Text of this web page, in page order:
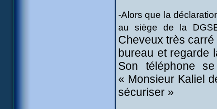
-Alors que la
au siège de la
Cheveux très
bureau et regarde
Son téléphone
« Monsieur Kaliel
sécuriser »